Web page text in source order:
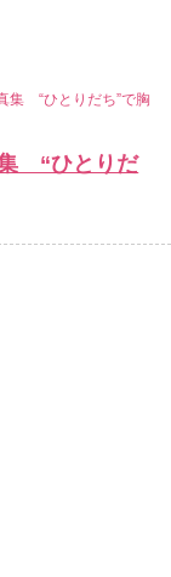
集 “ひとりだち”で胸
集 “ひとりだ